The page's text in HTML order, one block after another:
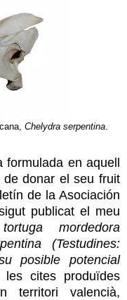
Chelydra serpentina
formulada en aquell
donar el seu fruit
de la Asociación
publicat el meu
mordedora
(Testudines:
posible potencial
cites produïdes
territori valencià,